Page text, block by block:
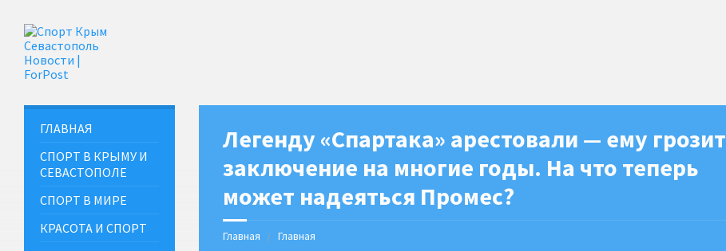
Легенду «Спартака» арестовали — ему грозит
заключение на многие годы. На что теперь
может надеяться Промес?
Главная Главная
ГЛАВНАЯ
СПОРТ В КРЫМУ И
СЕВАСТОПОЛЕ
СПОРТ В МИРЕ
КРАСОТА И СПОРТ